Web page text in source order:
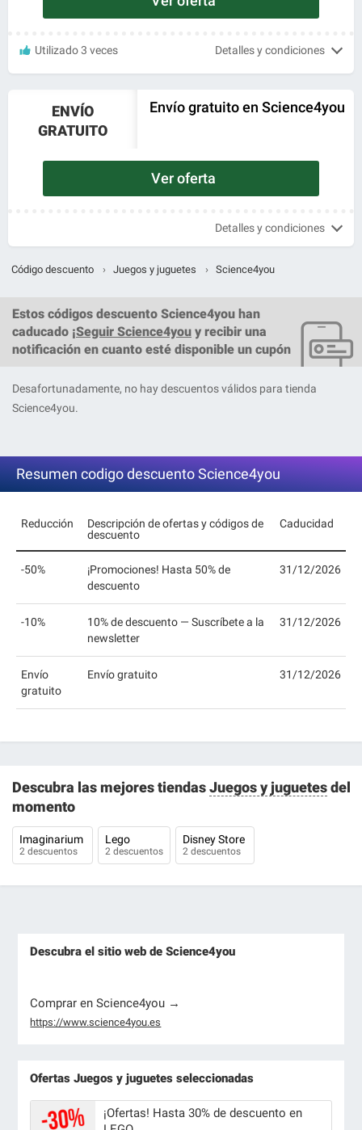
Utilizado 3 veces Detalles y condiciones
ENVÍO
GRATUITO
Envío gratuito en Science4you
Ver oferta
Detalles y condiciones
Código descuento › Juegos y juguetes › Science4you
Estos códigos descuento Science4you han
caducado ¡Seguir Science4you y recibir una
notificación en cuanto esté disponible un cupón
Desafortunadamente, no hay descuentos válidos para tienda
Science4you.
Resumen codigo descuento Science4you
Reducción
Descripción de ofertas y códigos de
descuento
Caducidad
-50%
¡Promociones! Hasta 50% de
descuento
31/12/2026
-10%
10% de descuento — Suscríbete a la
newsletter
31/12/2026
Envío
gratuito
Envío gratuito 31/12/2026
Descubra las mejores tiendasJuegos y juguetesdel
momento
Imaginarium
2 descuentos
Lego
2 descuentos
Disney Store
2 descuentos
Descubra el sitio web de Science4you
Comprar en Science4you →
https://www.science4you.es
Ofertas Juegos y juguetes seleccionadas
¡Ofertas! Hasta 30% de descuento en